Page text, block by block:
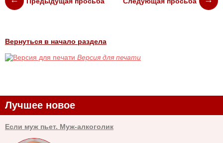
Вернуться в начало раздела
Версия для печати
Лучшее новое
Если муж пьет. Муж-алкоголик